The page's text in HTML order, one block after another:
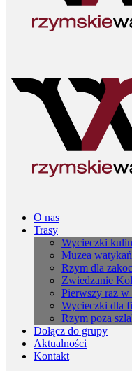
O nas
Trasy
Wycieczki
Muzea
Rzym dla
Zwiedzanie
Pierwszy raz
Wycieczki dla
Rzym poza
Dołącz do grupy
Aktualności
Kontakt